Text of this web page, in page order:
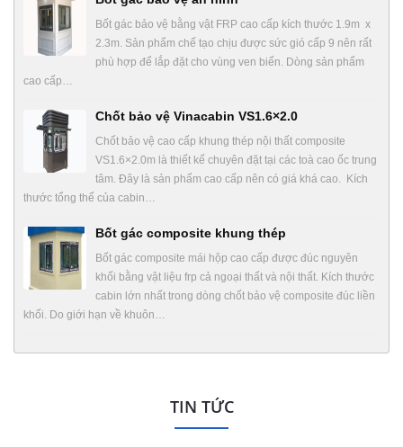
Bốt gác bảo vệ bằng vật FRP cao cấp kích thước 1.9m x
2.3m. Sản phẩm chế tạo chịu được sức gió cấp 9 nên rất
phù hợp để lắp đặt cho vùng ven biển. Dòng sản phẩm
cao cấp…
Chốt bảo vệ Vinacabin VS1.6×2.0
Chốt bảo vệ cao cấp khung thép nội thất composite
VS1.6×2.0m là thiết kế chuyên đặt tại các toà cao ốc trung
tâm. Đây là sản phẩm cao cấp nên có giá khá cao. Kích
thước tổng thể của cabin…
Bốt gác composite khung thép
Bốt gác composite mái hộp cao cấp được đúc nguyên
khối bằng vật liệu frp cả ngoại thất và nội thất. Kích thước
cabin lớn nhất trong dòng chốt bảo vệ composite đúc liền
khối. Do giới hạn về khuôn…
TIN TỨC